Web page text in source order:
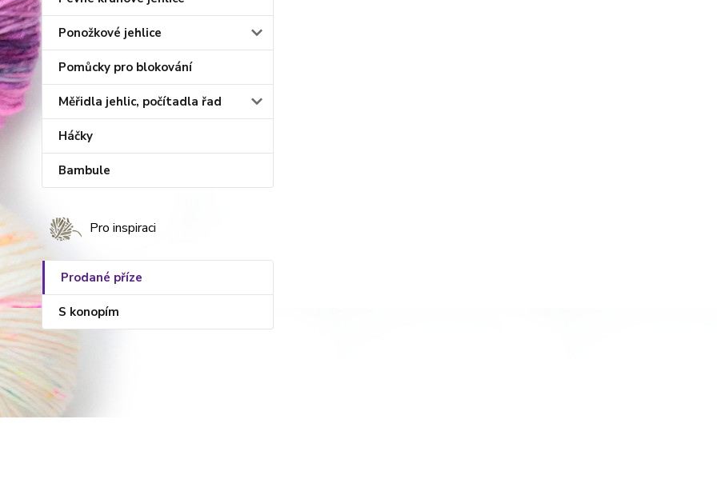
Ponožkové jehlice
Pomůcky pro blokování
Měřidla jehlic, počítadla řad
Háčky
Bambule
Pro inspiraci
Prodané příze
S konopím